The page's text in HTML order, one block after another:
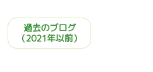
過去のブログ
（2021年以前）